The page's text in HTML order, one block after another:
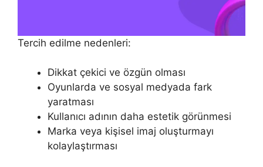
Tercih edilme nedenleri:
Dikkat çekici ve özgün olması
Oyunlarda ve sosyal medyada fark
yaratması
Kullanıcı adının daha estetik görünmesi
Marka veya kişisel imaj oluşturmayı
kolaylaştırması